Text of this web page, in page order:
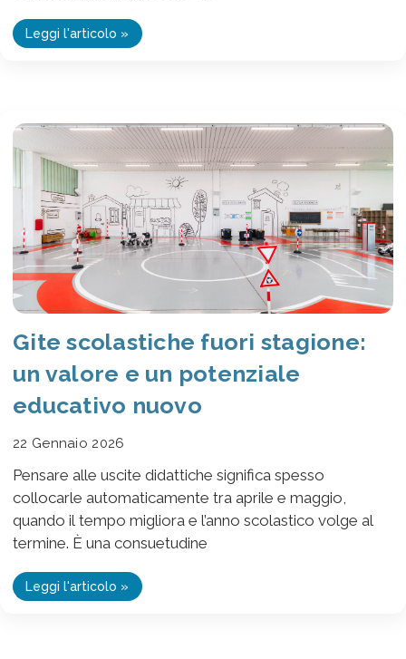
Leggi l'articolo »
Gite scolastiche fuori stagione:
un valore e un potenziale
educativo nuovo
22 Gennaio 2026
Pensare alle uscite didattiche significa spesso
collocarle automaticamente tra aprile e maggio,
quando il tempo migliora e l’anno scolastico volge al
termine. È una consuetudine
Leggi l'articolo »